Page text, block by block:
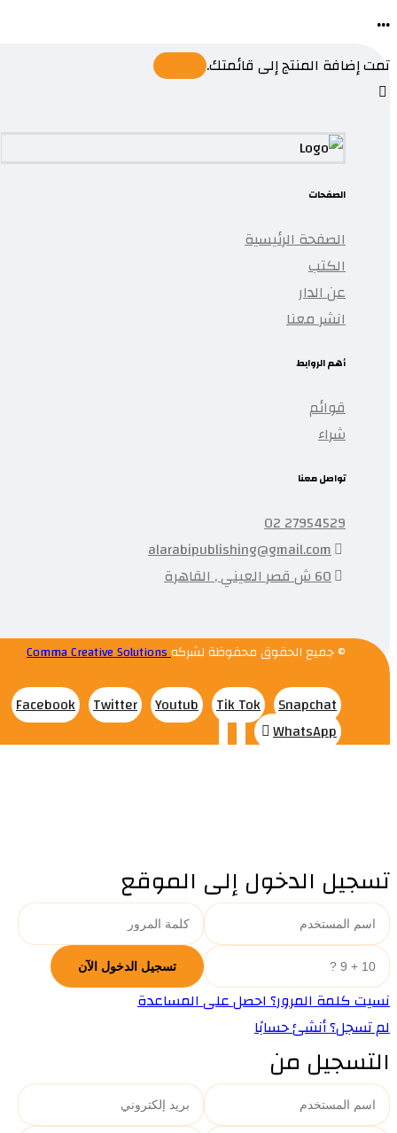
...
تمت إضافة المنتج إلى قائمتك.
الصفحات
الصفحة الرئيسية
الكتب
عن الدار
انشر معنا
أهم الروابط
قوائم
شراء
تواصل معنا
27954529 02
alarabipublishing@gmail.com
60 ش قصر العيني , القاهرة
© جميع الحقوق محفوظة لشركهComma Creative Solutions
Facebook Twitter Youtub Tik Tok
Snapchat
WhatsApp
تسجيل الدخول إلى الموقع
نسيت كلمة المرور؟ احصل على المساعدة
لم تسجل؟ أنشئ حسابًا
التسجيل من